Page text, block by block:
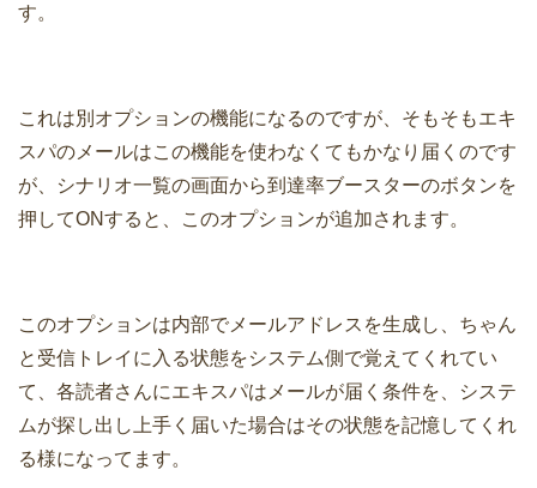
す。
これは別オプションの機能になるのですが、そもそもエキ
スパのメールはこの機能を使わなくてもかなり届くのです
が、シナリオ一覧の画面から到達率ブースターのボタンを
押してONすると、このオプションが追加されます。
このオプションは内部でメールアドレスを生成し、ちゃん
と受信トレイに入る状態をシステム側で覚えてくれてい
て、各読者さんにエキスパはメールが届く条件を、システ
ムが探し出し上手く届いた場合はその状態を記憶してくれ
る様になってます。